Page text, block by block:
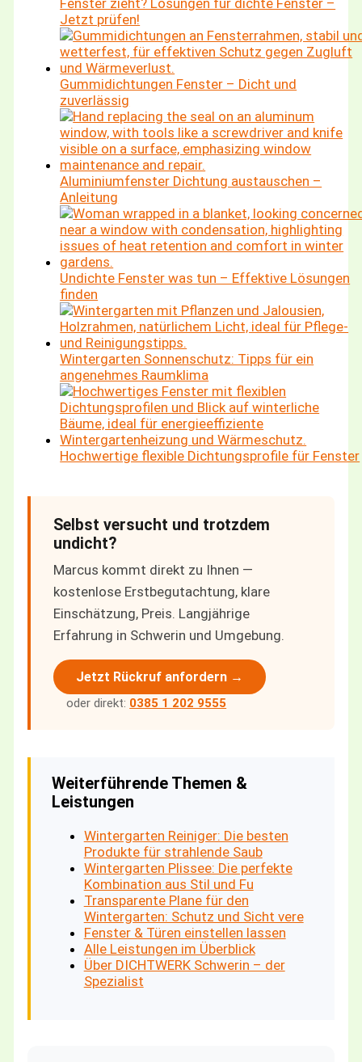
Jetzt prüfen!
Gummidichtungen Fenster – Dicht und
zuverlässig
Aluminiumfenster Dichtung austauschen –
Anleitung
Undichte Fenster was tun – Effektive Lösungen
finden
Wintergarten Sonnenschutz: Tipps für ein
angenehmes Raumklima
Hochwertige flexible Dichtungsprofile für Fenster
Selbst versucht und trotzdem
undicht?
Marcus kommt direkt zu Ihnen —
kostenlose Erstbegutachtung, klare
Einschätzung, Preis. Langjährige
Erfahrung in Schwerin und Umgebung.
Jetzt Rückruf anfordern →
oder direkt: 0385 1 202 9555
Weiterführende Themen &
Leistungen
Wintergarten Reiniger: Die besten
Produkte für strahlende Saub
Wintergarten Plissee: Die perfekte
Kombination aus Stil und Fu
Transparente Plane für den
Wintergarten: Schutz und Sicht vere
Fenster & Türen einstellen lassen
Alle Leistungen im Überblick
Über DICHTWERK Schwerin – der
Spezialist